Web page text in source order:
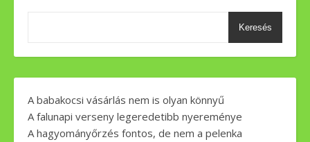
Keresés
A babakocsi vásárlás nem is olyan könnyű
A falunapi verseny legeredetibb nyereménye
A hagyományőrzés fontos, de nem a pelenka